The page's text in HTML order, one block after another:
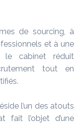
de sourcing, à
et à une
le cabinet réduit
tout en
l’un des atouts
fait l’objet d’une